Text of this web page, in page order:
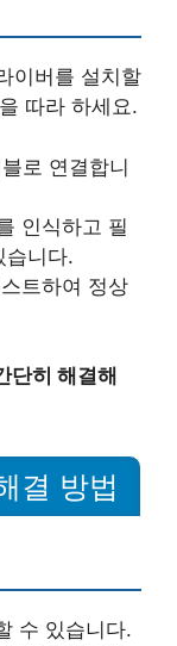
이버를 설치할
따라 하세요.
로 연결합니
인식하고 필
습니다.
트하여 정상
단히 해결해
결 방법
수 있습니다.